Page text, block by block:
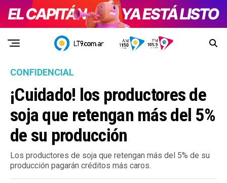
CONFIDENCIAL
¡Cuidado! los productores de
soja que retengan más del 5%
de su producción
Los productores de soja que retengan más del 5% de su
producción pagarán créditos más caros.